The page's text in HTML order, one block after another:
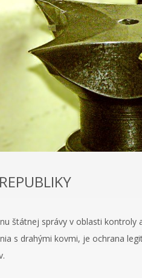
štátnej správy v oblasti kontroly
s drahými kovmi, je ochrana